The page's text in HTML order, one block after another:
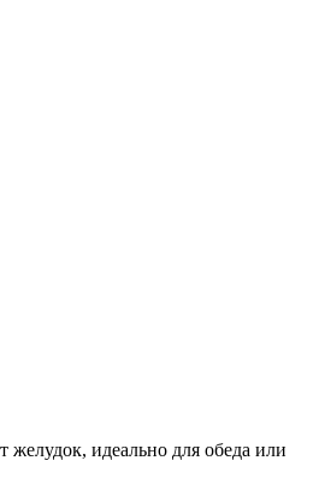
идеально для обеда или